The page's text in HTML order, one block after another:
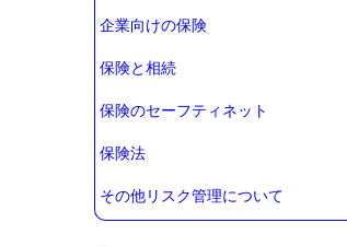
企業向けの保険
保険と相続
保険のセーフティネット
保険法
その他リスク管理について